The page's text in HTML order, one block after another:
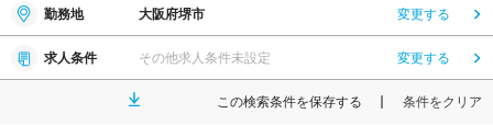
勤務地 大阪府堺市 変更する
求人条件 その他求人条件未設定 変更する
この検索条件を保存する 条件をクリア